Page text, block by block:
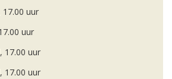
uur
uur
17.00 uur
17.00 uur